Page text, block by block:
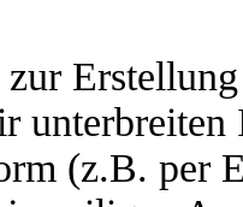
(z.B. per